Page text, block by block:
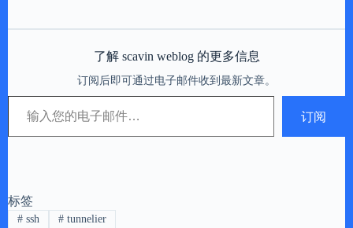
了解 scavin weblog 的更多信息
订阅后即可通过电子邮件收到最新文章。
输入您的电子邮件…
订阅
标签
#ssh #tunnelier